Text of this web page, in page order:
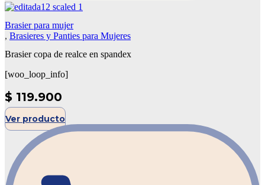
Brasier para mujer
, Brasieres y Panties para Mujeres
Brasier copa de realce en spandex
[woo_loop_info]
$ 119.900
Ver producto